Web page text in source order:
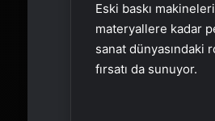
Eski baskı
materyallere kadar
sanat dünyasındaki
fırsatı da sunuyor.